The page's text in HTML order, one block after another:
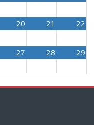
20 21 22
27 28 29